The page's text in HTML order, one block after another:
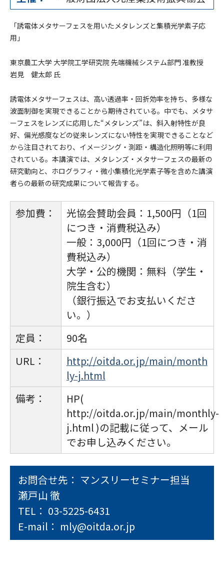
「誘電体メタサーフェスを用いたメタレンズと集積光学素子応
用」
東京農工大学 大学院工学研究院 先端機械システム部門 准教授
岩見 健太郎 氏
誘電体メタサーフェスは、高い透過率・回折効率を持ち、多様な
波面制御を実現できることから期待されている。中でも、メタサ
ーフェスをレンズに応用した“メタレンズ”は、斜入射特性が良
好、偏光感度などの従来レンズにない特性を実現できることなど
から注目されており、イメージング・測距・構造化照明等に利用
されている。本講演では、メタレンズ・メタサーフェスの最新の
研究動向と、ホログラフィ・微小集積化光学素子等を含めた講演
者らの最新の研究成果について報告する。
参加費：
光協会賛助会員：1,500円（1回
につき・消費税込み）
一般：3,000円（1回につき・消
費税込み）
大学・公的機関：無料（学生・
院生含む）
（銀行振込でお支払いくださ
い。）
定員：
90名
URL：
http://oitda.or.jp/main/month
ly-j.html
備考：
HP(
http://oitda.or.jp/main/monthly-
j.html )の記載に従って、メール
でお申し込みください。
お問合せ先： マンスリーセミナー担当
瀬戸山 徹
TEL： 03-5225-6431
E-mail： mly@oitda.or.jp